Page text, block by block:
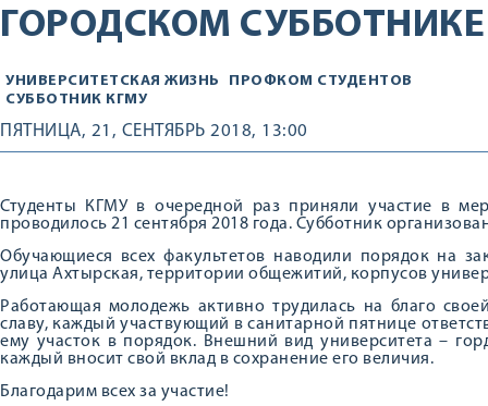
ГОРОДСКОМ СУББОТНИКЕ
УНИВЕРСИТЕТСКАЯ ЖИЗНЬ
ПРОФКОМ СТУДЕНТОВ
СУББОТНИК КГМУ
ПЯТНИЦА, 21, СЕНТЯБРЬ 2018, 13:00
Студенты КГМУ в очередной раз приняли участие в
проводилось 21 сентября 2018 года. Субботник
Обучающиеся всех факультетов наводили порядок на
улица Ахтырская, территории общежитий, корпусов
Работающая молодежь активно трудилась на благо
славу, каждый участвующий в санитарной пятнице
ему участок в порядок. Внешний вид университета –
каждый вносит свой вклад в сохранение его величия.
Благодарим всех за участие!